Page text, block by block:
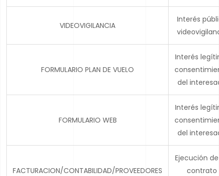
VIDEOVIGILANCIA
Interés
FORMULARIO PLAN DE VUELO
Interés
del
FORMULARIO WEB
Interés
del
FACTURACION/CONTABILIDAD/PROVEEDORES
Ejecución
contrato